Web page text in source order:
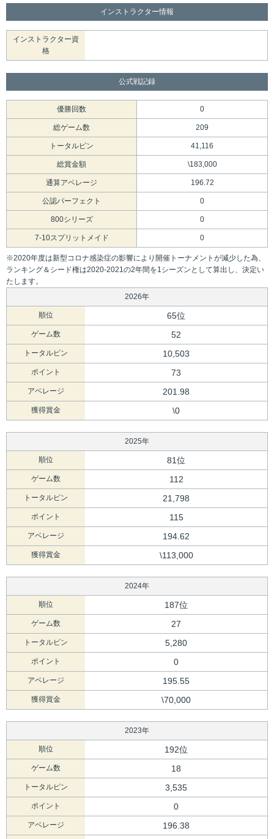
インストラクター情報
インストラクター資
格
公式戦記録
優勝回数 0
総ゲーム数 209
トータルピン 41,116
総賞金額 \183,000
通算アベレージ 196.72
公認パーフェクト 0
800シリーズ 0
7-10スプリットメイド 0
※2020年度は新型コロナ感染症の影響により開催トーナメントが減少した為、
ランキング＆シード権は2020-2021の2年間を1シーズンとして算出し、決定い
たします。
2026年
順位 65位
ゲーム数 52
トータルピン 10,503
ポイント 73
アベレージ 201.98
獲得賞金 \0
2025年
順位 81位
ゲーム数 112
トータルピン 21,798
ポイント 115
アベレージ 194.62
獲得賞金 \113,000
2024年
順位 187位
ゲーム数 27
トータルピン 5,280
ポイント 0
アベレージ 195.55
獲得賞金 \70,000
2023年
順位 192位
ゲーム数 18
トータルピン 3,535
ポイント 0
アベレージ 196.38